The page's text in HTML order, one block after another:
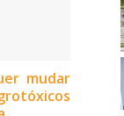
mudar